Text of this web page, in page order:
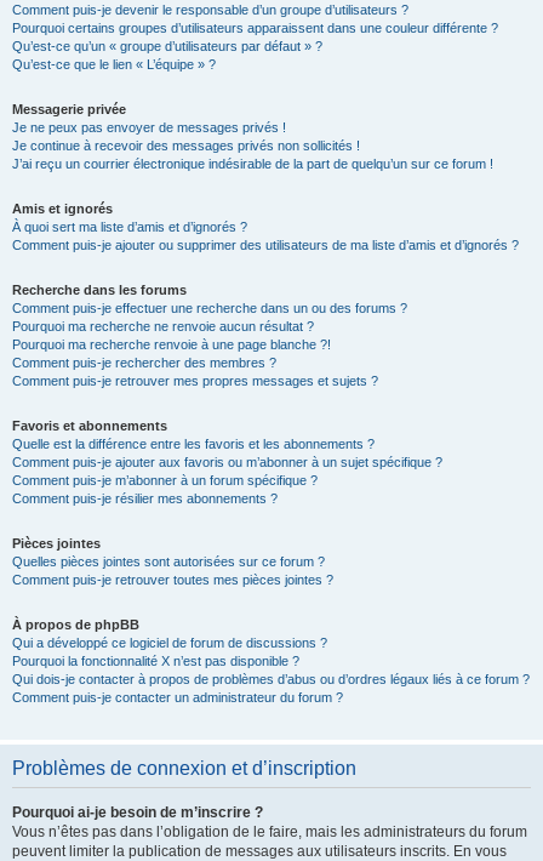
Comment puis-je devenir le responsable d’un groupe d’utilisateurs ?
Pourquoi certains groupes d’utilisateurs apparaissent dans une couleur différente ?
Qu’est-ce qu’un « groupe d’utilisateurs par défaut » ?
Qu’est-ce que le lien « L’équipe » ?
Messagerie privée
Je ne peux pas envoyer de messages privés !
Je continue à recevoir des messages privés non sollicités !
J’ai reçu un courrier électronique indésirable de la part de quelqu’un sur ce forum !
Amis et ignorés
À quoi sert ma liste d’amis et d’ignorés ?
Comment puis-je ajouter ou supprimer des utilisateurs de ma liste d’amis et d’ignorés ?
Recherche dans les forums
Comment puis-je effectuer une recherche dans un ou des forums ?
Pourquoi ma recherche ne renvoie aucun résultat ?
Pourquoi ma recherche renvoie à une page blanche ?!
Comment puis-je rechercher des membres ?
Comment puis-je retrouver mes propres messages et sujets ?
Favoris et abonnements
Quelle est la différence entre les favoris et les abonnements ?
Comment puis-je ajouter aux favoris ou m’abonner à un sujet spécifique ?
Comment puis-je m’abonner à un forum spécifique ?
Comment puis-je résilier mes abonnements ?
Pièces jointes
Quelles pièces jointes sont autorisées sur ce forum ?
Comment puis-je retrouver toutes mes pièces jointes ?
À propos de phpBB
Qui a développé ce logiciel de forum de discussions ?
Pourquoi la fonctionnalité X n’est pas disponible ?
Qui dois-je contacter à propos de problèmes d’abus ou d’ordres légaux liés à ce forum ?
Comment puis-je contacter un administrateur du forum ?
Problèmes de connexion et d’inscription
Pourquoi ai-je besoin de m’inscrire ?
Vous n’êtes pas dans l’obligation de le faire, mais les administrateurs du forum
peuvent limiter la publication de messages aux utilisateurs inscrits. En vous